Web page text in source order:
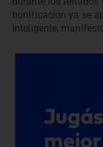
bonificación ya se
Inteligente,